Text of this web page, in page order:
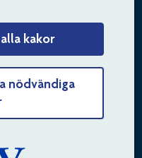
kakor
nödvändiga
till oss